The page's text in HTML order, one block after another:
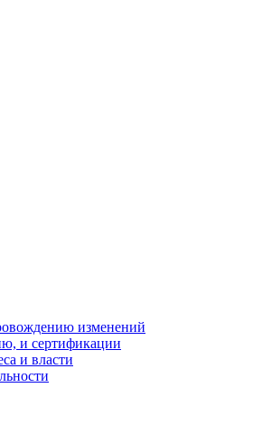
изменений
и сертификации
и власти